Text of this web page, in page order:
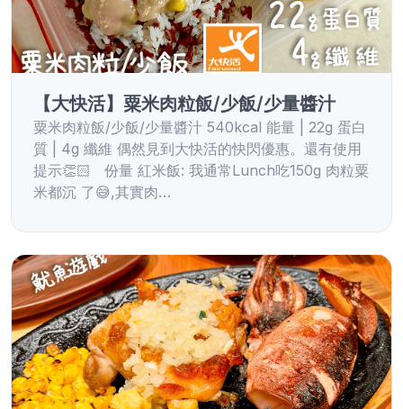
【大快活】粟米肉粒飯/少飯/少量醬汁
粟米肉粒飯/少飯/少量醬汁 540kcal 能量 | 22g 蛋白
質 | 4g 纖維 偶然見到大快活的快閃優惠。還有使用
提示👏🏻 份量 紅米飯: 我通常Lunch吃150g 肉粒粟
米都沉 了😅,其實肉…